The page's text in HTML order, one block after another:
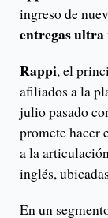
ingreso de
entregas
Rappi, el
afiliados a la
julio pasado
promete hacer
a la
inglés,
En un